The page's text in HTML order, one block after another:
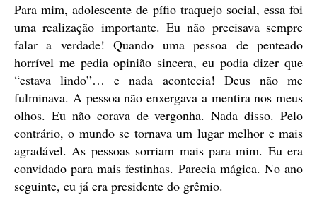
Para mim, adolescente de pífio traquejo social, essa foi
uma realização importante. Eu não precisava sempre
falar a verdade! Quando uma pessoa de penteado
horrível me pedia opinião sincera, eu podia dizer que
“estava lindo”… e nada acontecia! Deus não me
fulminava. A pessoa não enxergava a mentira nos meus
olhos. Eu não corava de vergonha. Nada disso. Pelo
contrário, o mundo se tornava um lugar melhor e mais
agradável. As pessoas sorriam mais para mim. Eu era
convidado para mais festinhas. Parecia mágica. No ano
seguinte, eu já era presidente do grêmio.